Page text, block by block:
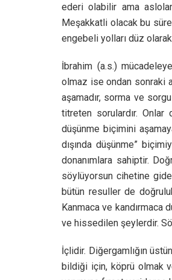
ederi olabilir ama
Meşakkatli olacak bu
engebeli yolları düz
İbrahim (a.s.)
olmaz ise ondan sonraki
aşamadır, sorma ve
titreten sorulardır.
düşünme biçimini
dışında düşünme”
donanımlara sahiptir.
söylüyorsun cihetine
bütün resuller de
Kanmaca ve kandırmaca
ve hissedilen şeylerdir.
İçlidir. Diğergamlığın
bildiği için, köprü olmak